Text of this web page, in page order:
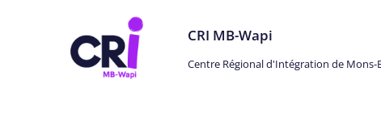
CRI MB-Wapi
Centre Régional d'Intégration de Mons-